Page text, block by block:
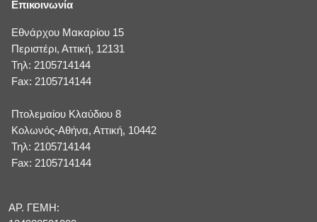
Επικοινωνία
Εθνάρχου Μακαρίου 15
Περιστέρι, Αττική, 12131
Τηλ: 2105714144
Fax: 2105714144
Πτολεμαίου Κλαύδιου 8
Κολωνός-Αθήνα, Αττική, 10442
Τηλ: 2105714144
Fax: 2105714144
ΑΡ. ΓΕΜΗ: